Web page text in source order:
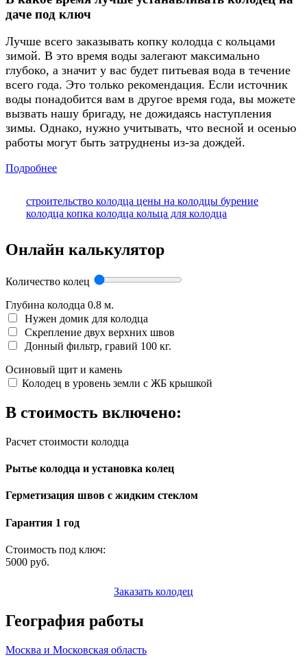
даче под ключ
Лучше всего заказывать копку колодца с кольцами
зимой. В это время воды залегают максимально
глубоко, а значит у вас будет питьевая вода в течение
всего года. Это только рекомендация. Если источник
воды понадобится вам в другое время года, вы можете
вызвать нашу бригаду, не дожидаясь наступления
зимы. Однако, нужно учитывать, что весной и осенью
работы могут быть затруднены из-за дождей.
Подробнее
строительство колодца цены на колодцы бурение
колодца копка колодца кольца для колодца
Онлайн калькулятор
Количество колец
Глубина колодца 0.8 м.
Нужен домик для колодца
Скрепление двух верхних швов
Донный фильтр, гравий 100 кг.
Осиновый щит и камень
Колодец в уровень земли с ЖБ крышкой
В стоимость включено:
Расчет стоимости колодца
Рытье колодца и установка колец
Герметизация швов с жидким стеклом
Гарантия 1 год
Стоимость под ключ:
5000 руб.
Заказать колодец
География работы
Москва и Московская область